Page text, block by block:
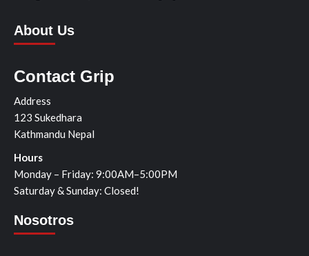
About Us
Contact Grip
Address
123 Sukedhara
Kathmandu Nepal
Hours
Monday – Friday: 9:00AM–5:00PM
Saturday & Sunday: Closed!
Nosotros